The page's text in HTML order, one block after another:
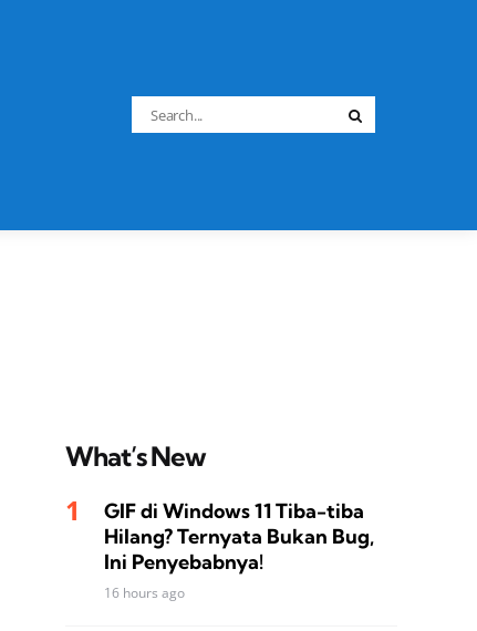
Search
for:
What’s New
GIF di Windows 11 Tiba-tiba
Hilang? Ternyata Bukan Bug,
Ini Penyebabnya!
16 hours ago